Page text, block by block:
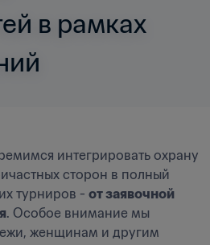
в рамках
интегрировать охрану
сторон в полный
турниров - от заявочной
. Особое внимание мы
женщинам и другим